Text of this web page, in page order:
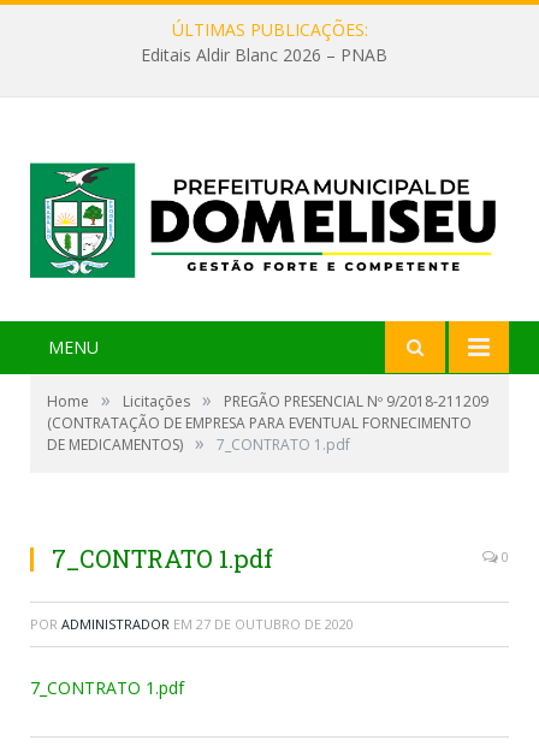
ÚLTIMAS PUBLICAÇÕES:
Editais Aldir Blanc 2026 – PNAB
MENU
Home » Licitações »
PREGÃO PRESENCIAL Nº 9/2018-211209
(CONTRATAÇÃO DE EMPRESA PARA EVENTUAL FORNECIMENTO
DE MEDICAMENTOS) » 7_CONTRATO 1.pdf
7_CONTRATO 1.pdf 0
POR ADMINISTRADOR EM 27 DE OUTUBRO DE 2020
7_CONTRATO 1.pdf